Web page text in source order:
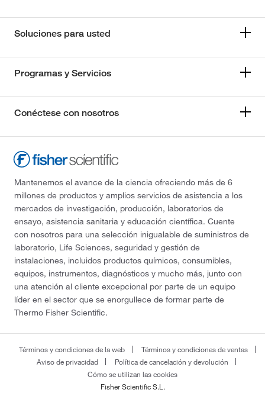
Soluciones para usted
Programas y Servicios
Conéctese con nosotros
Mantenemos el avance de la ciencia ofreciendo más de 6
millones de productos y amplios servicios de asistencia a los
mercados de investigación, producción, laboratorios de
ensayo, asistencia sanitaria y educación científica. Cuente
con nosotros para una selección inigualable de suministros de
laboratorio, Life Sciences, seguridad y gestión de
instalaciones, incluidos productos químicos, consumibles,
equipos, instrumentos, diagnósticos y mucho más, junto con
una atención al cliente excepcional por parte de un equipo
líder en el sector que se enorgullece de formar parte de
Thermo Fisher Scientific.
Términos y condiciones de la web
Términos y condiciones de ventas
Aviso de privacidad
Política de cancelación y devolución
Cómo se utilizan las cookies
Fisher Scientific S.L.